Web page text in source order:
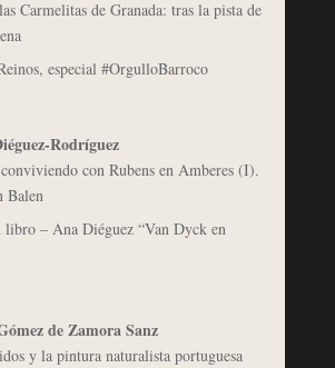
Carmelitas de Granada: tras la pista de
especial #OrgulloBarroco
Rodríguez
con Rubens en Amberes (I).
Balen
libro – Ana Diéguez “Van Dyck en
de Zamora Sanz
y la pintura naturalista portuguesa